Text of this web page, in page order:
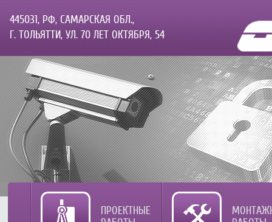
445031, РФ, САМАРСКАЯ ОБЛ.,
Г. ТОЛЬЯТТИ, УЛ. 70 ЛЕТ ОКТЯБРЯ, 54
ПРОЕКТНЫЕ